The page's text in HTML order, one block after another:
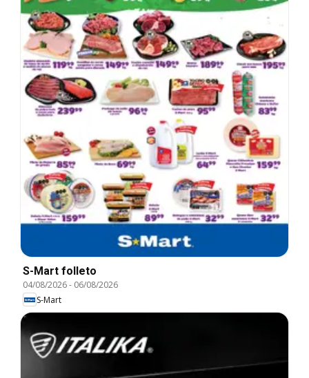
S-Mart folleto
04/08/2026- 06/08/2026
S-Mart